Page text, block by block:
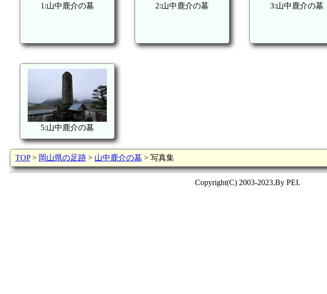
1:山中鹿介の墓 2:山中鹿介の墓 3:山中鹿介の墓
5:山中鹿介の墓
TOP> 岡山県の足跡 > 山中鹿介の墓 > 写真集
Copyright(C) 2003-2023,By PEI.